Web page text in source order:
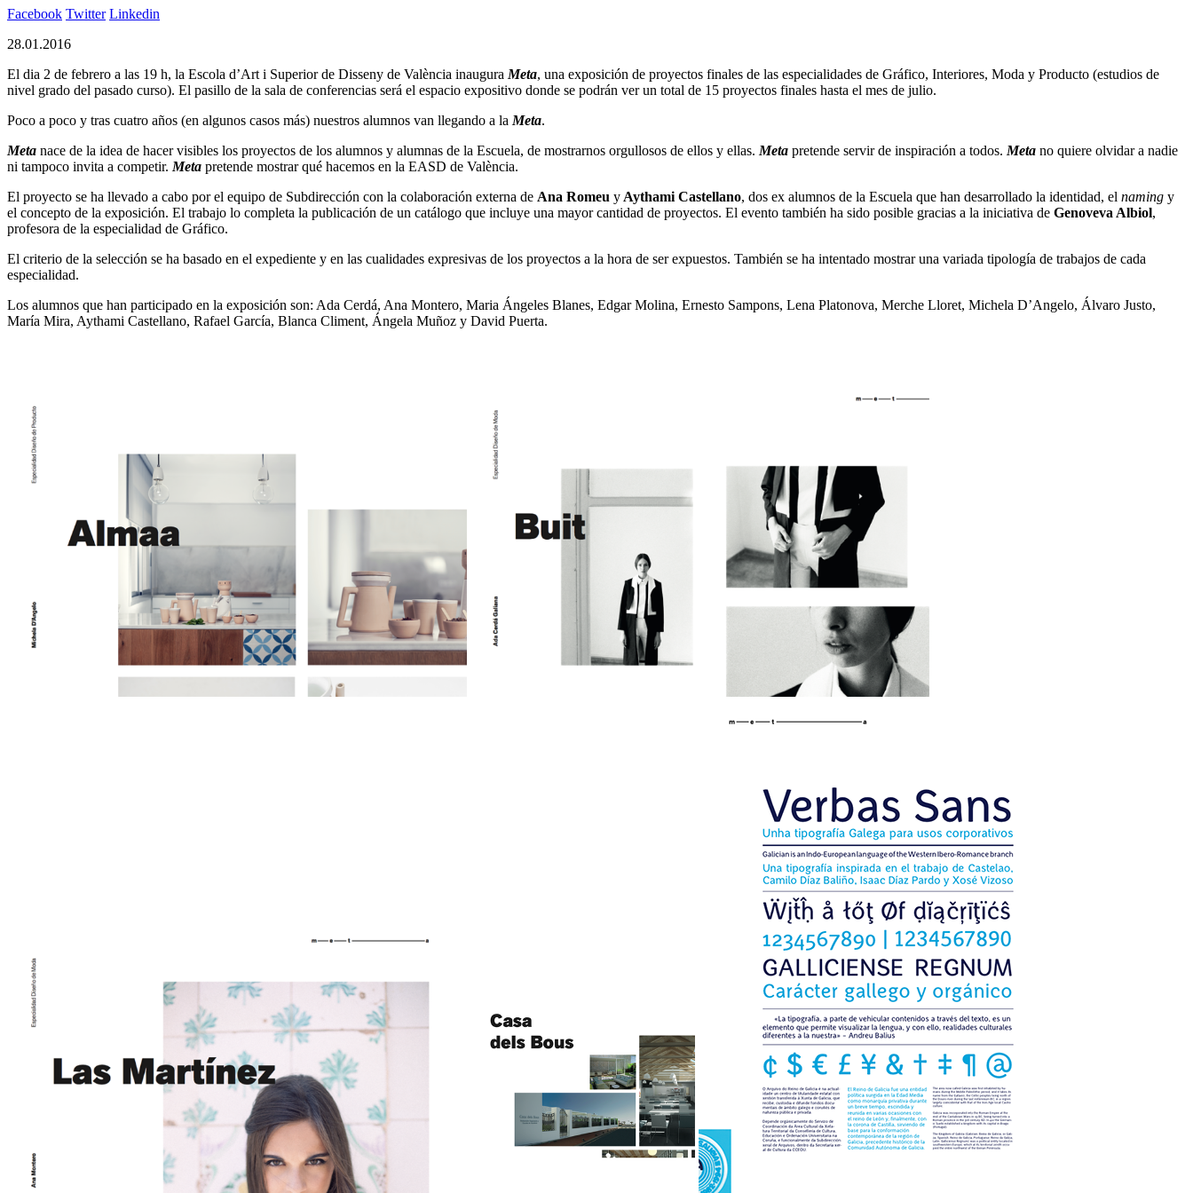
Facebook Twitter Linkedin
28.01.2016
El dia 2 de febrero a las 19 h, la Escola d’Art i Superior de Disseny de València inaugura Meta, una exposición de proyectos finales de las especialidades de Gráfico, Interiores, Moda y Producto (estudios de
nivel grado del pasado curso). El pasillo de la sala de conferencias será el espacio expositivo donde se podrán ver un total de 15 proyectos finales hasta el mes de julio.
Poco a poco y tras cuatro años (en algunos casos más) nuestros alumnos van llegando a la Meta.
Meta nace de la idea de hacer visibles los proyectos de los alumnos y alumnas de la Escuela, de mostrarnos orgullosos de ellos y ellas. Meta pretende servir de inspiración a todos. Meta no quiere olvidar a nadie
ni tampoco invita a competir. Meta pretende mostrar qué hacemos en la EASD de València.
El proyecto se ha llevado a cabo por el equipo de Subdirección con la colaboración externa de Ana Romeu y Aythami Castellano, dos ex alumnos de la Escuela que han desarrollado la identidad, el naming y
el concepto de la exposición. El trabajo lo completa la publicación de un catálogo que incluye una mayor cantidad de proyectos. El evento también ha sido posible gracias a la iniciativa de Genoveva Albiol,
profesora de la especialidad de Gráfico.
El criterio de la selección se ha basado en el expediente y en las cualidades expresivas de los proyectos a la hora de ser expuestos. También se ha intentado mostrar una variada tipología de trabajos de cada
especialidad.
Los alumnos que han participado en la exposición son: Ada Cerdá, Ana Montero, Maria Ángeles Blanes, Edgar Molina, Ernesto Sampons, Lena Platonova, Merche Lloret, Michela D’Angelo, Álvaro Justo,
María Mira, Aythami Castellano, Rafael García, Blanca Climent, Ángela Muñoz y David Puerta.